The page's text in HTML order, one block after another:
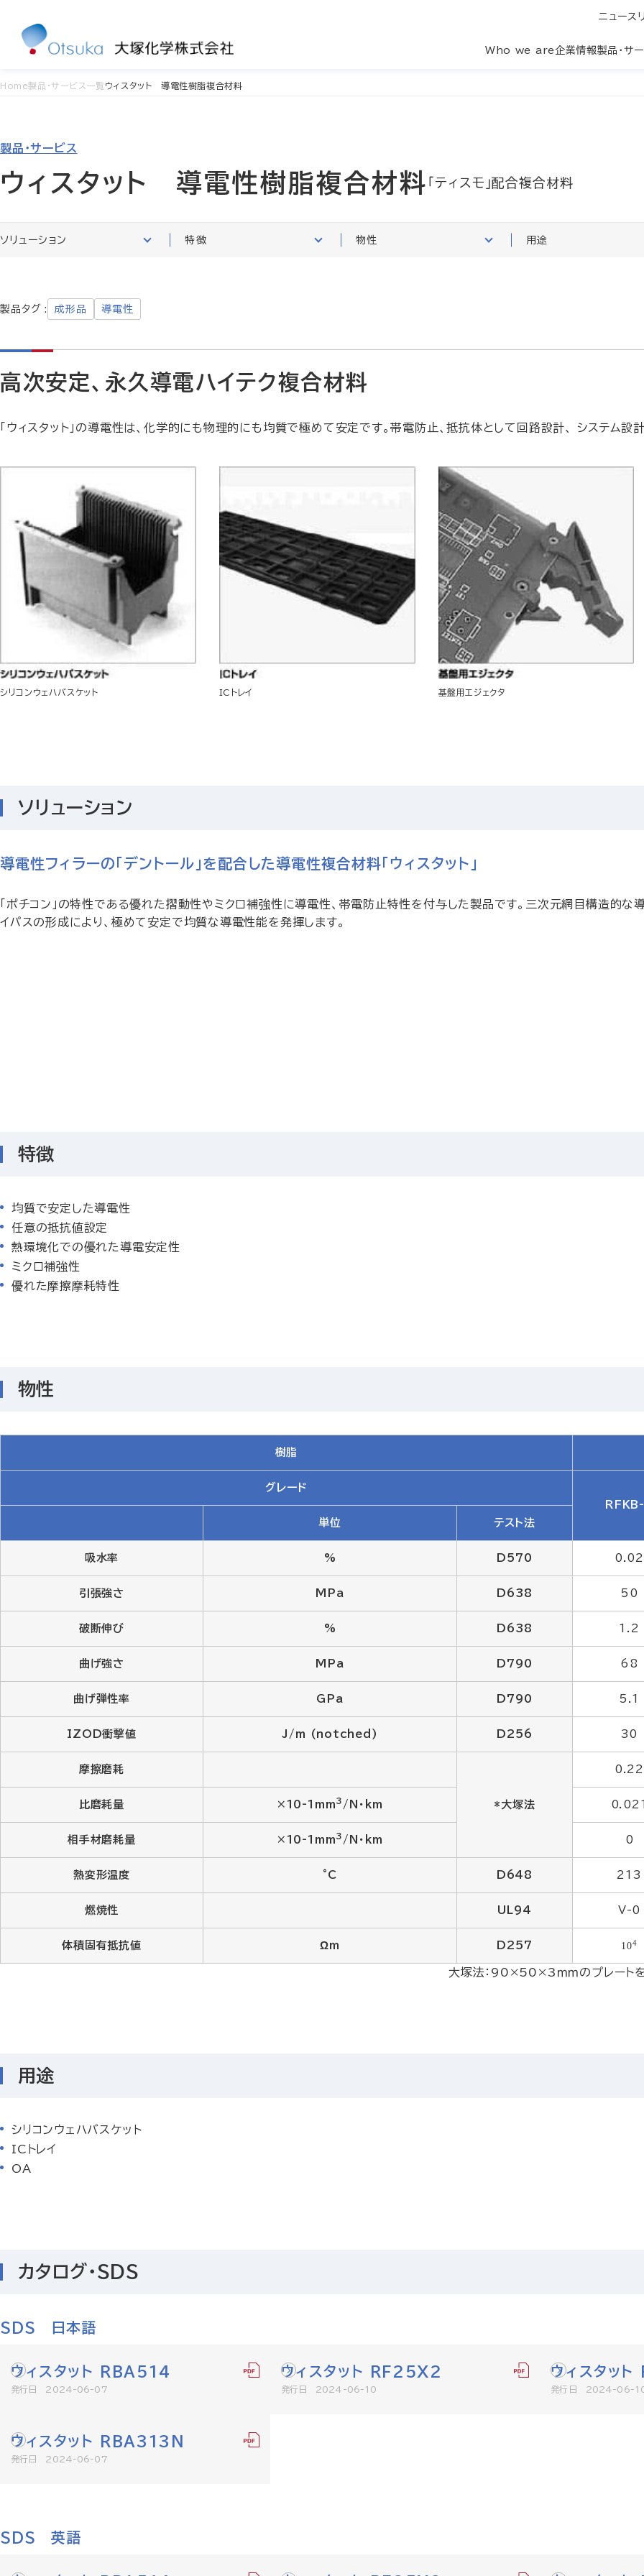
ニュース
Who we are企業情報製品・サ
Home製品・サービス一覧 ウィスタット 導電性樹脂複合材料
製品・サービス
ウィスタット 導電性樹脂複合材料 「ティスモ」配合複合材料
ソリューション 特徴 物性 用途
製品タグ 成形品 導電性
高次安定、永久導電ハイテク複合材料
「ウィスタット」の導電性は、化学的にも物理的にも均質で極めて安定です。帯電防止、抵抗体として回路設計、 システム設
シリコンウェハバスケット ICトレイ 基盤用エジェクタ
ソリューション
導電性フィラーの「デントール」を配合した導電性複合材料「ウィスタット」
「ポチコン」の特性である優れた摺動性やミクロ補強性に導電性、帯電防止特性を付与した製品です。三次元網目構造的な
イパスの形成により、極めて安定で均質な導電性能を発揮します。
特徴
均質で安定した導電性
任意の抵抗値設定
熱環境化での優れた導電安定性
ミクロ補強性
優れた摩擦摩耗特性
物性
樹脂
グレード
単位
テスト法
吸水率 % D570 0.02
引張強さ MPa D638 50
破断伸び % D638 1.2
曲げ強さ MPa D790 68
曲げ弾性率 GPa D790 5.1
IZOD衝撃値 J/m (notched) D256 30
摩擦磨耗
*大塚法
0.22
比磨耗量 ×10-1mm3 /N・km
相手材磨耗量 ×10-1mm3 /N・km 0
熱変形温度 °C D648 213
燃焼性 UL94 V-0
体積固有抵抗値 Ωm D257 104
大塚法：90×50×3ｍｍのプレート
用途
シリコンウェハバスケット
ICトレイ
OA
カタログ・SDS
SDS 日本語
ウィスタット RBA514
発行日 2024-06-07
ウィスタット RF25X2
発行日 2024-06-10
ウィスタッ
発行日 2024-06-
ウィスタット RBA313N
発行日 2024-06-07
SDS 英語